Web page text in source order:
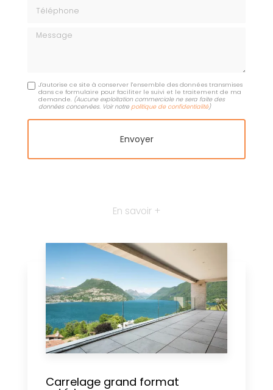
Message
J'autorise ce site à conserver l'ensemble des données transmises
dans ce formulaire pour faciliter le suivi et le traitement de ma
demande. (Aucune exploitation commerciale ne sera faite des
données concervées. Voir notre politique de confidentialité)
En savoir +
Carrelage grand format